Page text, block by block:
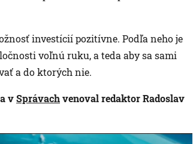
investícií pozitívne. Podľa neho je
voľnú ruku, a teda aby sa sami
a do ktorých nie.
vSprávachvenoval redaktor Radoslav